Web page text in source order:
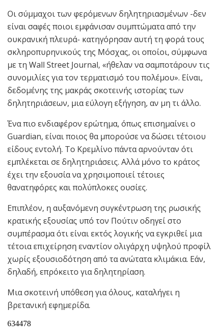
Οι σύμμαχοι των φερόμενων δηλητηριασμένων -δεν
είναι σαφές ποιοι εμφάνισαν συμπτώματα από την
ουκρανική πλευρά- κατηγόρησαν αυτή τη φορά τους
σκληροπυρηνικούς της Μόσχας, οι οποίοι, σύμφωνα
με τη Wall Street Journal, «ήθελαν να σαμποτάρουν τις
συνομιλίες για τον τερματισμό του πολέμου». Είναι,
δεδομένης της μακράς σκοτεινής ιστορίας των
δηλητηριάσεων, μια εύλογη εξήγηση, αν μη τι άλλο.
Ένα πιο ενδιαφέρον ερώτημα, όπως επισημαίνει ο
Guardian, είναι ποιος θα μπορούσε να δώσει τέτοιου
είδους εντολή. Το Κρεμλίνο πάντα αρνούνταν ότι
εμπλέκεται σε δηλητηριάσεις. Αλλά μόνο το κράτος
έχει την εξουσία να χρησιμοποιεί τέτοιες
θανατηφόρες και πολύπλοκες ουσίες.
Επιπλέον, η αυξανόμενη συγκέντρωση της ρωσικής
κρατικής εξουσίας υπό τον Πούτιν οδηγεί στο
συμπέρασμα ότι είναι εκτός λογικής να εγκριθεί μια
τέτοια επιχείρηση εναντίον ολιγάρχη υψηλού προφίλ
χωρίς εξουσιοδότηση από τα ανώτατα κλιμάκια. Εάν,
δηλαδή, επρόκειτο για δηλητηρίαση.
Μια σκοτεινή υπόθεση για όλους, καταλήγει η
βρετανική εφημερίδα.